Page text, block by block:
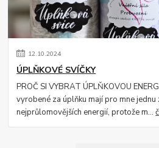
12.10.2024
ÚPLŇKOVÉ SVÍČKY
PROČ SI VYBRAT ÚPLŇKOVOU
vyrobené za úplňku mají pro mne jednu
nejprůlomovějších energií, protože m...